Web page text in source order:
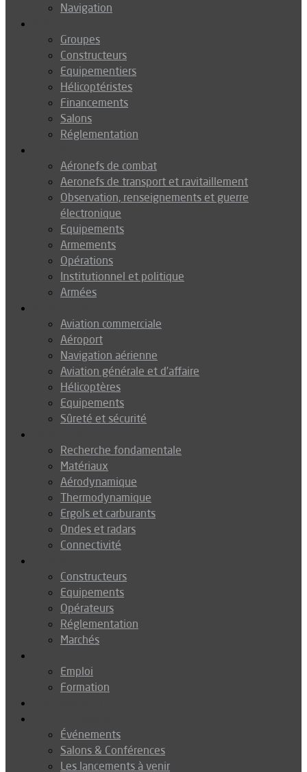
Navigation
Groupes
Constructeurs
Equipementiers
Hélicoptéristes
Financements
Salons
Réglementation
Aéronefs de combat
Aeronefs de transport et ravitaillement
Observation, renseignements et guerre
électronique
Equipements
Armements
Opérations
Institutionnel et politique
Armées
Aviation commerciale
Aéroport
Navigation aérienne
Aviation générale et d’affaire
Hélicoptères
Equipements
Sûreté et sécurité
Recherche fondamentale
Matériaux
Aérodynamique
Thermodynamique
Ergols et carburants
Ondes et radars
Connectivité
Constructeurs
Equipements
Opérateurs
Réglementation
Marchés
Emploi
Formation
Événements
Salons & Conférences
Les lancements à venir